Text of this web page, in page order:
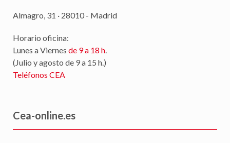
Almagro, 31 · 28010 - Madrid
Horario oficina:
Lunes a Viernes de 9 a 18 h.
(Julio y agosto de 9 a 15 h.)
Teléfonos CEA
Cea-online.es